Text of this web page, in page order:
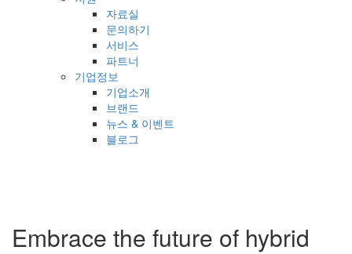
자료실
문의하기
서비스
파트너
기업정보
기업소개
브랜드
뉴스 & 이벤트
블로그
Embrace the future of hybrid